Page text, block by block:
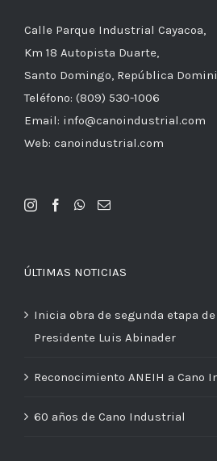
Calle Parque Industrial Cayacoa,
Km 18 Autopista Duarte,
Santo Domingo, República
Teléfono: (809) 530-1006
Email: info@canoindustrial.com
Web: canoindustrial.com
ÚLTIMAS NOTICIAS
Inicia obra de segunda etapa
Presidente Luis Abinader
Reconocimiento ANEIH a Cano
60 años de Cano Industrial